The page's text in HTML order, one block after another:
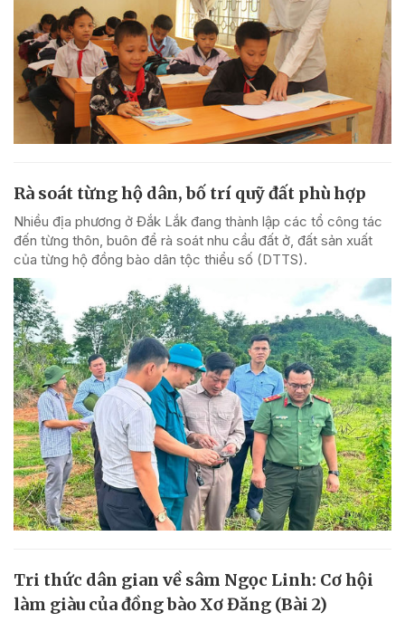
Rà soát từng hộ dân, bố trí quỹ đất phù hợp
Nhiều địa phương ở Đắk Lắk đang thành lập các tổ công tác
đến từng thôn, buôn để rà soát nhu cầu đất ở, đất sản xuất
của từng hộ đồng bào dân tộc thiểu số (DTTS).
Tri thức dân gian về sâm Ngọc Linh: Cơ hội
làm giàu của đồng bào Xơ Đăng (Bài 2)